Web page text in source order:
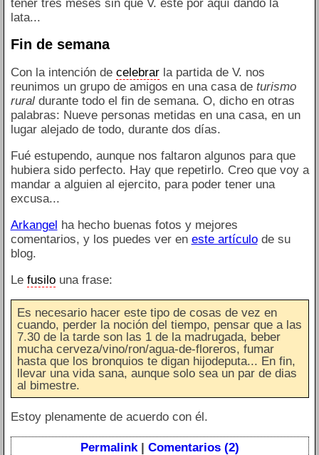
tener tres meses sin que V. esté por aquí dando la
lata...
Fin de semana
Con la intención de celebrarla partida de V. nos
reunimos un grupo de amigos en una casa de turismo
ruraldurante todo el fin de semana. O, dicho en otras
palabras: Nueve personas metidas en una casa, en un
lugar alejado de todo, durante dos días.
Fué estupendo, aunque nos faltaron algunos para que
hubiera sido perfecto. Hay que repetirlo. Creo que voy a
mandar a alguien al ejercito, para poder tener una
excusa...
Arkangel ha hecho buenas fotos y mejores
comentarios, y los puedes ver en este artículode su
blog.
Le fusilouna frase:
Es necesario hacer este tipo de cosas de vez en
cuando, perder la noción del tiempo, pensar que a las
7.30 de la tarde son las 1 de la madrugada, beber
mucha cerveza/vino/ron/agua-de-floreros, fumar
hasta que los bronquios te digan hijodeputa... En fin,
llevar una vida sana, aunque solo sea un par de dias
al bimestre.
Estoy plenamente de acuerdo con él.
Permalink| Comentarios (2)